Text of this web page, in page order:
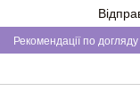
Рекомендації по догляду